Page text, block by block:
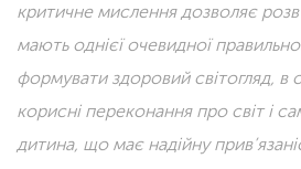
критичне мислення дозволяє
мають однієї очевидної правильної
формувати здоровий світогляд, в
корисні переконання про світ і
дитина, що має надійну